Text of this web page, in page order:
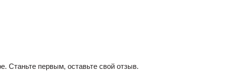
Станьте первым, оставьте свой отзыв.